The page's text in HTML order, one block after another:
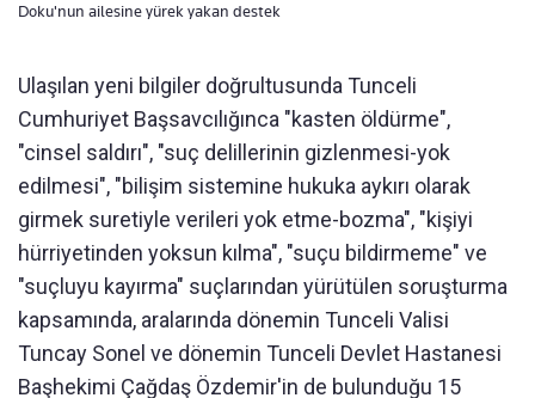
Doku'nun ailesine yürek yakan destek
Ulaşılan yeni bilgiler doğrultusunda Tunceli
Cumhuriyet Başsavcılığınca "kasten öldürme",
"cinsel saldırı", "suç delillerinin gizlenmesi-yok
edilmesi", "bilişim sistemine hukuka aykırı olarak
girmek suretiyle verileri yok etme-bozma", "kişiyi
hürriyetinden yoksun kılma", "suçu bildirmeme" ve
"suçluyu kayırma" suçlarından yürütülen soruşturma
kapsamında, aralarında dönemin Tunceli Valisi
Tuncay Sonel ve dönemin Tunceli Devlet Hastanesi
Başhekimi Çağdaş Özdemir'in de bulunduğu 15